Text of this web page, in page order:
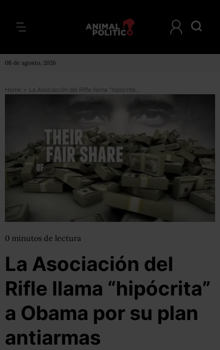
08 de agosto, 2026
Home > La Asociación del Rifle llama “hipócrita” a Obama por su plan antiarmas
0 minutos de lectura
La Asociación del
Rifle llama “hipócrita”
a Obama por su plan
antiarmas